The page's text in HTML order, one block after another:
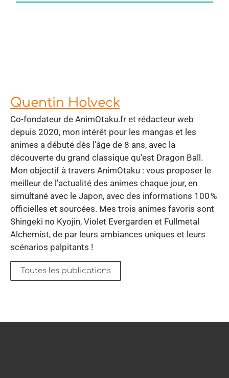
Quentin Holveck
Co-fondateur de AnimOtaku.fr et rédacteur web
depuis 2020, mon intérêt pour les mangas et les
animes a débuté dès l'âge de 8 ans, avec la
découverte du grand classique qu'est Dragon Ball.
Mon objectif à travers AnimOtaku : vous proposer le
meilleur de l'actualité des animes chaque jour, en
simultané avec le Japon, avec des informations 100 %
officielles et sourcées. Mes trois animes favoris sont
Shingeki no Kyojin, Violet Evergarden et Fullmetal
Alchemist, de par leurs ambiances uniques et leurs
scénarios palpitants !
Toutes les publications